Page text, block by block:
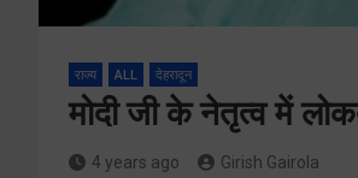
राज्य ALL देहरादून
मोदी जी के नेतृत्व में
4 years ago Girish Gairola